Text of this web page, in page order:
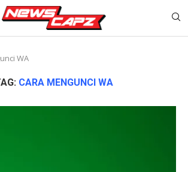
WA
CARA MENGUNCI WA